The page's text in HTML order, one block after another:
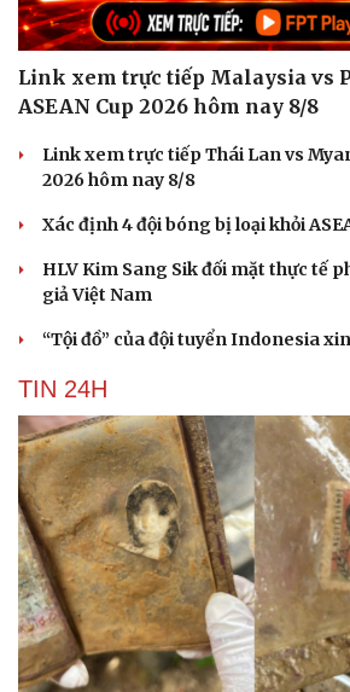
Cải chính
Link xem trực tiếp Malaysia vs
ASEAN Cup 2026 hôm nay 8/8
Link xem trực tiếp Thái Lan vs
2026 hôm nay 8/8
Xác định 4 đội bóng bị loại khỏi
HLV Kim Sang Sik đối mặt thực tế
giả Việt Nam
“Tội đồ” của đội tuyển Indonesia
TIN 24H